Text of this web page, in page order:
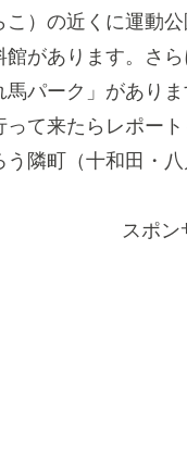
こ）の近くに運動
があります。さ
パーク」があり
て来たらレポート
隣町（十和田・
スポン